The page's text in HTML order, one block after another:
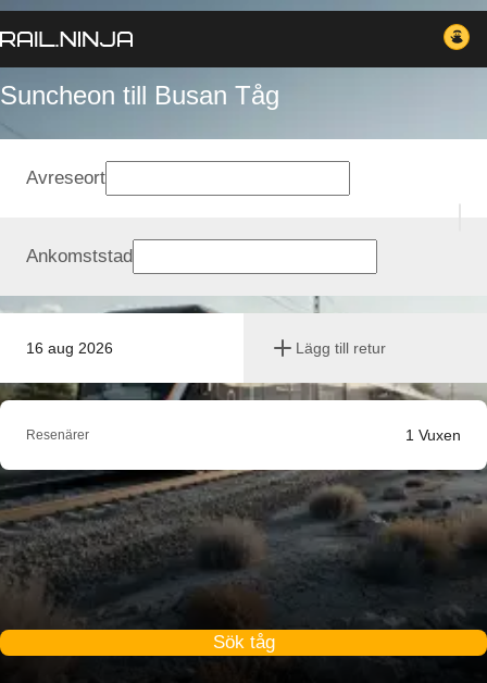
Suncheon till Busan Tåg
16 aug 2026 Lägg till retur
Avreseort
Ankomststad
Resenärer 1 Vuxen
Sök tåg